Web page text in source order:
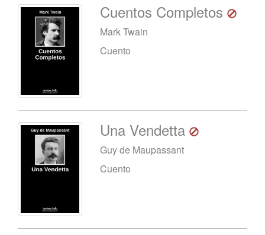
Cuentos Completos
Mark Twain
Cuento
Una Vendetta
Guy de Maupassant
Cuento